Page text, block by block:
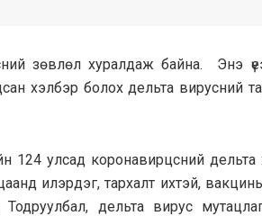
зөвлөл хуралдаж байна. Энэ
хэлбэр болох дельта вирусний
124 улсад коронавирцсний дельта
илэрдэг, тархалт ихтэй,
дельта вирус